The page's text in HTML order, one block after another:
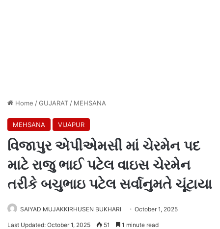
Home /GUJARAT / MEHSANA
MEHSANA VIJAPUR
વિજાપુર એપીએમસી માં ચેરમેન પદ
માટે રાજુ ભાઈ પટેલ વાઇસ ચેરમેન
તરીકે બચુભાઇ પટેલ સર્વાનુમતે ચૂંટાયા
SAIYAD MUJAKKIRHUSEN BUKHARI October 1, 2025
Last Updated: October 1, 2025 51 1 minute read